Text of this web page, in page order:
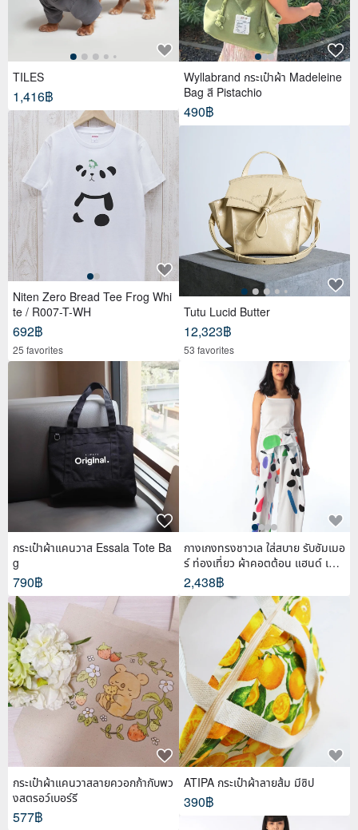
TILES
1,416฿
Niten Zero Bread Tee Frog Whi
te / R007-T-WH
692฿
25 favorites
กระเป๋าผ้าแคนวาส Essala Tote Ba
g
790฿
กระเป๋าผ้าแคนวาสลายควอกก้ากับพว
งสตรอว์เบอร์รี
577฿
Wyllabrand กระเป๋าผ้า Madeleine
Bag สี Pistachio
490฿
Tutu Lucid Butter
12,323฿
53 favorites
กางเกงทรงชาวเล ใส่สบาย รับซัมเมอ
ร์ ท่องเที่ยว ผ้าคอตต้อน แฮนด์ เพ้น
ท์
2,438฿
ATIPA กระเป๋าผ้าลายส้ม มีซิป
390฿